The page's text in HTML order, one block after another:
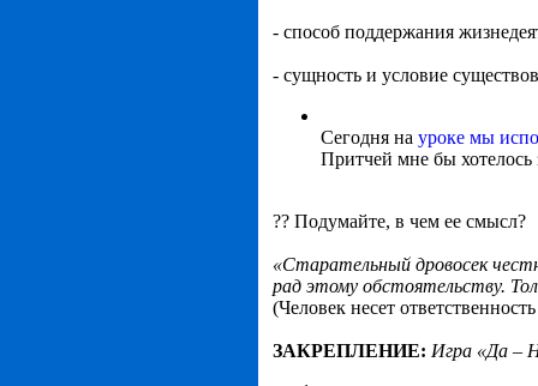
- способ поддержания
- сущность и условие
Сегодня на уроке мы
Притчей мне бы хотелось
?? Подумайте, в чем ее смысл?
«Старательный дровосек
рад этому обстоятельству.
(Человек несет
ЗАКРЕПЛЕНИЕ: Игра «Да –